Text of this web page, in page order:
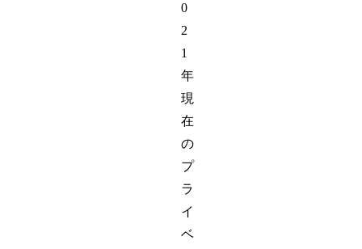
0
2
1
年
現
在
の
プ
ラ
イ
ベ